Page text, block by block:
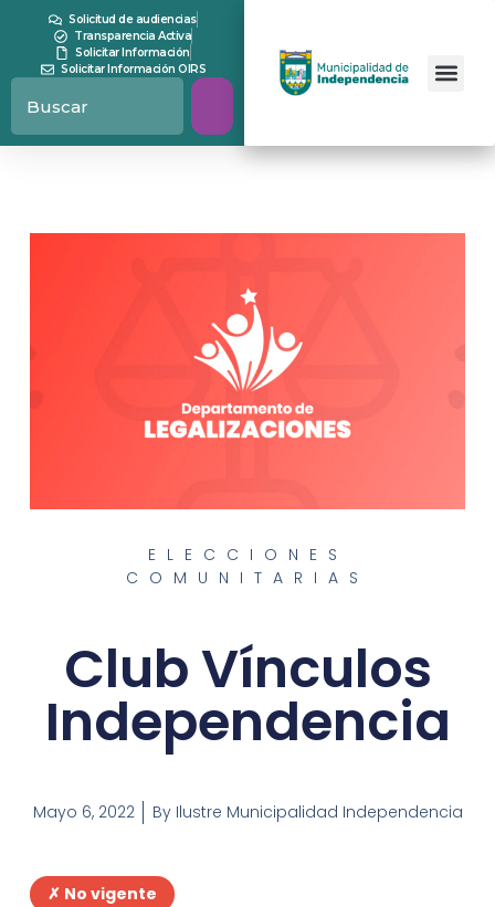
Solicitud de audiencias
Transparencia Activa
Solicitar Información
Solicitar Información OIRS
ELECCIONES
COMUNITARIAS
Club Vínculos
Independencia
Mayo 6, 2022 ByIlustre Municipalidad Independencia
✗ No vigente